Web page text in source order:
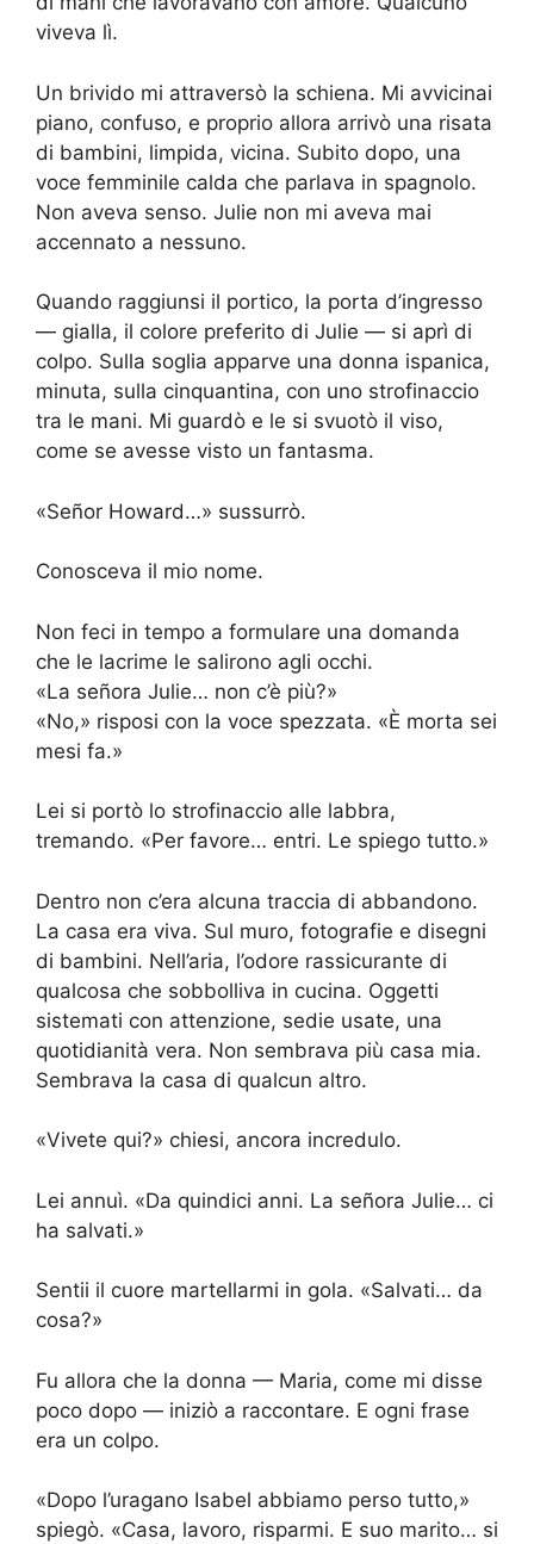
viveva lì.
Un brivido mi attraversò la schiena. Mi avvicinai
piano, confuso, e proprio allora arrivò una risata
di bambini, limpida, vicina. Subito dopo, una
voce femminile calda che parlava in spagnolo.
Non aveva senso. Julie non mi aveva mai
accennato a nessuno.
Quando raggiunsi il portico, la porta d’ingresso
— gialla, il colore preferito di Julie — si aprì di
colpo. Sulla soglia apparve una donna ispanica,
minuta, sulla cinquantina, con uno strofinaccio
tra le mani. Mi guardò e le si svuotò il viso,
come se avesse visto un fantasma.
«Señor Howard…» sussurrò.
Conosceva il mio nome.
Non feci in tempo a formulare una domanda
che le lacrime le salirono agli occhi.
«La señora Julie… non c’è più?»
«No,» risposi con la voce spezzata. «È morta sei
mesi fa.»
Lei si portò lo strofinaccio alle labbra,
tremando. «Per favore… entri. Le spiego tutto.»
Dentro non c’era alcuna traccia di abbandono.
La casa era viva. Sul muro, fotografie e disegni
di bambini. Nell’aria, l’odore rassicurante di
qualcosa che sobbolliva in cucina. Oggetti
sistemati con attenzione, sedie usate, una
quotidianità vera. Non sembrava più casa mia.
Sembrava la casa di qualcun altro.
«Vivete qui?» chiesi, ancora incredulo.
Lei annuì. «Da quindici anni. La señora Julie… ci
ha salvati.»
Sentii il cuore martellarmi in gola. «Salvati… da
cosa?»
Fu allora che la donna — Maria, come mi disse
poco dopo — iniziò a raccontare. E ogni frase
era un colpo.
«Dopo l’uragano Isabel abbiamo perso tutto,»
spiegò. «Casa, lavoro, risparmi. E suo marito… si